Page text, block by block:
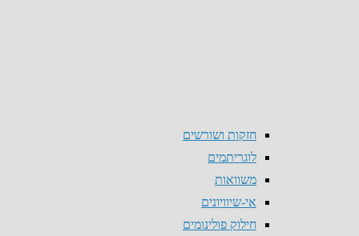
חזקות ושורשים
לוגריתמים
משוואות
אי-שיוויונים
חילוק פולינומים